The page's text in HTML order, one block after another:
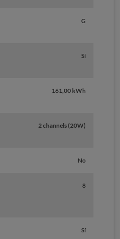
G
Sí
161,00 kWh
2 channels (20W)
No
8
Sí